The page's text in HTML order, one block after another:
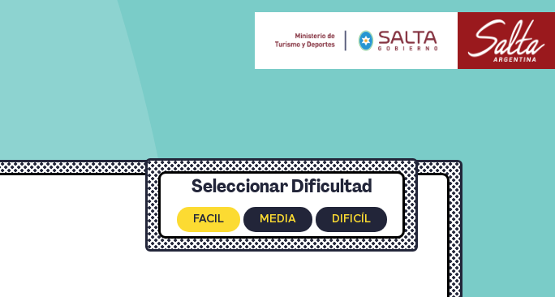
Seleccionar Dificultad
FACIL MEDIA DIFICÍL